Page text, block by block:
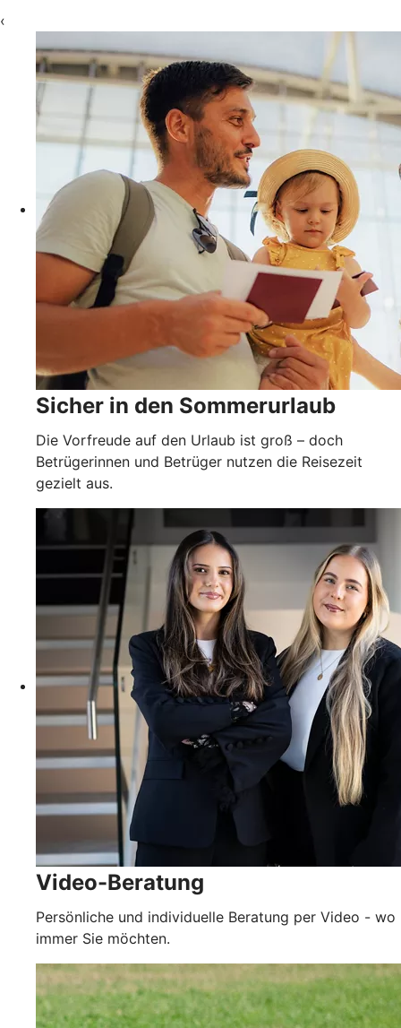
‹
Sicher in den Sommerurlaub
Die Vorfreude auf den Urlaub ist groß – doch
Betrügerinnen und Betrüger nutzen die Reisezeit
gezielt aus.
Video-Beratung
Persönliche und individuelle Beratung per Video - wo
immer Sie möchten.